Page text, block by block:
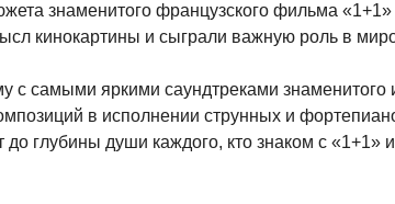
знаменитого французского фильма
кинокартины и сыграли важную роль в
с самыми яркими саундтреками
в исполнении струнных и
до глубины души каждого, кто знаком с